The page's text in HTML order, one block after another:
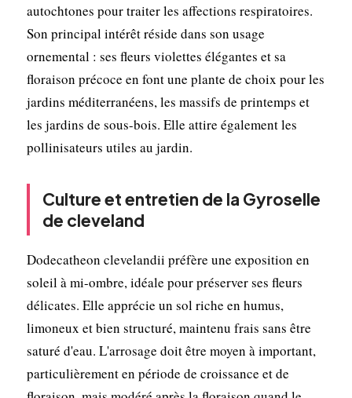
autochtones pour traiter les affections respiratoires.
Son principal intérêt réside dans son usage
ornemental : ses fleurs violettes élégantes et sa
floraison précoce en font une plante de choix pour les
jardins méditerranéens, les massifs de printemps et
les jardins de sous-bois. Elle attire également les
pollinisateurs utiles au jardin.
Culture et entretien de la Gyroselle
de cleveland
Dodecatheon clevelandii préfère une exposition en
soleil à mi-ombre, idéale pour préserver ses fleurs
délicates. Elle apprécie un sol riche en humus,
limoneux et bien structuré, maintenu frais sans être
saturé d'eau. L'arrosage doit être moyen à important,
particulièrement en période de croissance et de